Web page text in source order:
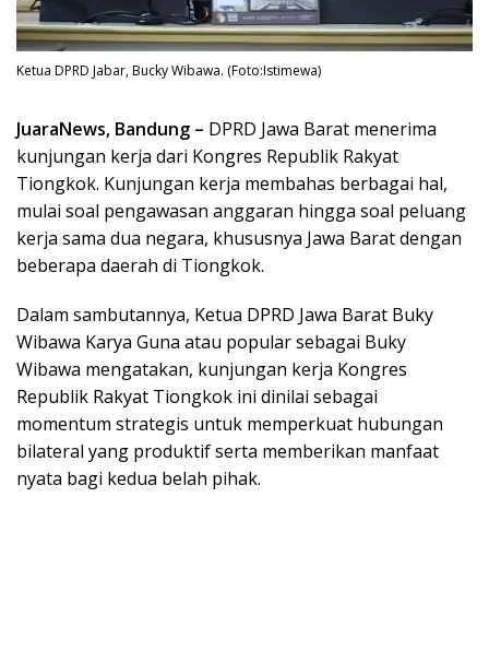
Ketua DPRD Jabar, Bucky Wibawa. (Foto:Istimewa)
JuaraNews, Bandung – DPRD Jawa Barat menerima
kunjungan kerja dari Kongres Republik Rakyat
Tiongkok. Kunjungan kerja membahas berbagai hal,
mulai soal pengawasan anggaran hingga soal peluang
kerja sama dua negara, khususnya Jawa Barat dengan
beberapa daerah di Tiongkok.
Dalam sambutannya, Ketua DPRD Jawa Barat Buky
Wibawa Karya Guna atau popular sebagai Buky
Wibawa mengatakan, kunjungan kerja Kongres
Republik Rakyat Tiongkok ini dinilai sebagai
momentum strategis untuk memperkuat hubungan
bilateral yang produktif serta memberikan manfaat
nyata bagi kedua belah pihak.